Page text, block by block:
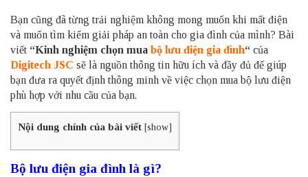
Bạn cũng đã từng trải nghiệm không mong muốn khi mất điện
và muốn tìm kiếm giải pháp an toàn cho gia đình của mình? Bài
viết “Kinh nghiệm chọn mua bộ lưu điện gia đình“ của
Digitech JSC sẽ là nguồn thông tin hữu ích và đầy đủ để giúp
bạn đưa ra quyết định thông minh về việc chọn mua bộ lưu điện
phù hợp với nhu cầu của bạn.
Nội dung chính của bài viết [show]
Bộ lưu điện gia đình là gì?